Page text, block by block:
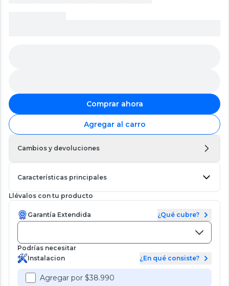
Comprar ahora
Agregar al carro
Cambios y devoluciones
Características principales
Llévalos con tu producto
Garantía Extendida ¿Qué cubre?
Podrías necesitar
Instalacion
¿En qué consiste?
Agregar por $38.990